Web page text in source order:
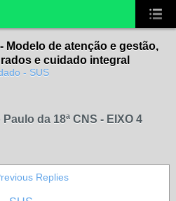
Modelo de atenção e gestão,
e cuidado integral
- SUS
da 18ª CNS - EIXO 4
Replies